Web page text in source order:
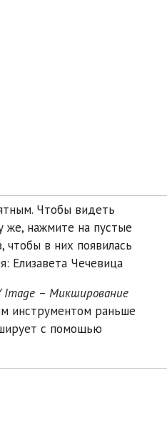
Чтобы видеть
же, нажмите на пустые
чтобы в них появилась
Елизавета Чечевица
Image – Микширование
инструментом раньше
с помощью